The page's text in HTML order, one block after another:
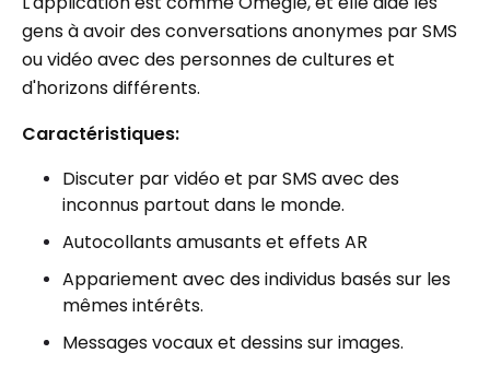
gens à avoir des conversations anonymes par SMS
ou vidéo avec des personnes de cultures et
d'horizons différents.
Caractéristiques:
Discuter par vidéo et par SMS avec des
inconnus partout dans le monde.
Autocollants amusants et effets AR
Appariement avec des individus basés sur les
mêmes intérêts.
Messages vocaux et dessins sur images.